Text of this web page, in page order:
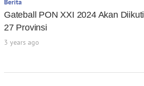
Berita
Gateball PON XXI 2024 Akan Diikuti
27 Provinsi
3 years ago